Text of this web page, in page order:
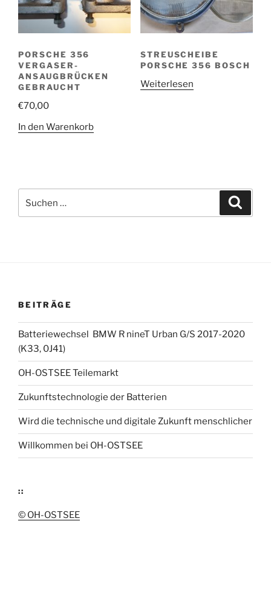
PORSCHE 356
VERGASER-
ANSAUGBRÜCKEN
GEBRAUCHT
€70,00
In den Warenkorb
STREUSCHEIBE
PORSCHE 356 BOSCH
Weiterlesen
nach:
BEITRÄGE
Batteriewechsel BMW R nineT Urban G/S 2017-2020
(K33, 0J41)
OH-OSTSEE Teilemarkt
Zukunftstechnologie der Batterien
Wird die technische und digitale Zukunft menschlicher
Willkommen bei OH-OSTSEE
::
© OH-OSTSEE